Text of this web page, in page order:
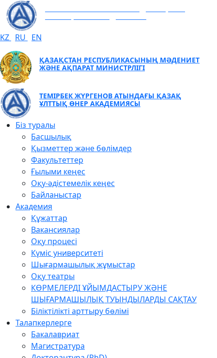
KZ RU EN
ҚАЗАҚСТАН РЕСПУБЛИКАСЫНЫҢ МӘДЕНИЕТ
ЖӘНЕ АҚПАРАТ МИНИСТРЛІГІ
ТЕМІРБЕК ЖҮРГЕНОВ АТЫНДАҒЫ ҚАЗАҚ
ҰЛТТЫҚ ӨНЕР АКАДЕМИЯСЫ
Біз туралы
Басшылық
Қызметтер және бөлімдер
Факультеттер
Ғылыми кеңес
Оқу-әдістемелік кеңес
Байланыстар
Академия
Құжаттар
Вакансиялар
Оқу процесі
Күміс университеті
Шығармашылық жұмыстар
Оқу театры
КӨРМЕЛЕРДІ ҰЙЫМДАСТЫРУ ЖӘНЕ
ШЫҒАРМАШЫЛЫҚ ТУЫНДЫЛАРДЫ САҚТАУ
Біліктілікті арттыру бөлімі
Талапкерлерге
Бакалавриат
Магистратура